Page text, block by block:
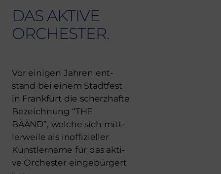
DAS AKTI­VE
ORCHES­TER.
Vor eini­gen Jah­ren ent­
stand bei einem Stadt­fest
in Frank­furt die scherz­haf­te
Bezeich­nung “THE
BÄÄND”, wel­che sich mitt­
ler­wei­le als inof­fi­zi­el­ler
Künst­ler­na­me für das akti­
ve Orches­ter ein­ge­bür­gert